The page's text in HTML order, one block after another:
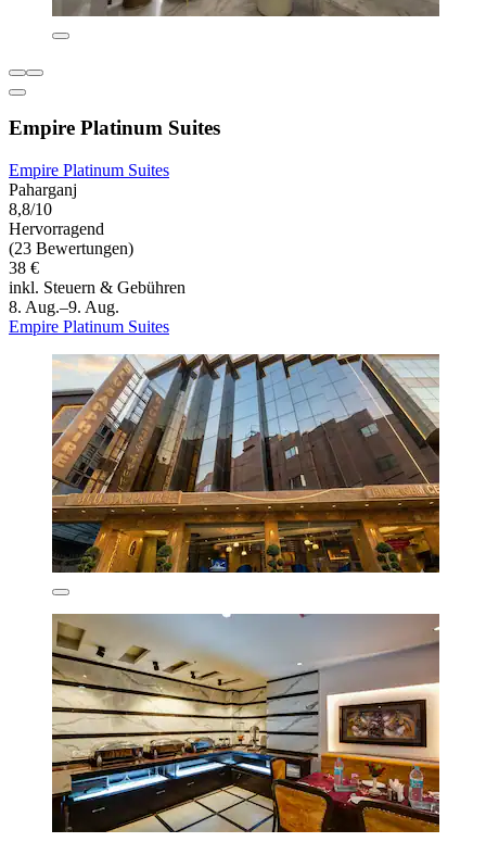
Empire Platinum Suites
Empire Platinum Suites
Paharganj
8,8/10
Hervorragend
(23 Bewertungen)
38 €
inkl. Steuern & Gebühren
8. Aug.–9. Aug.
Empire Platinum Suites